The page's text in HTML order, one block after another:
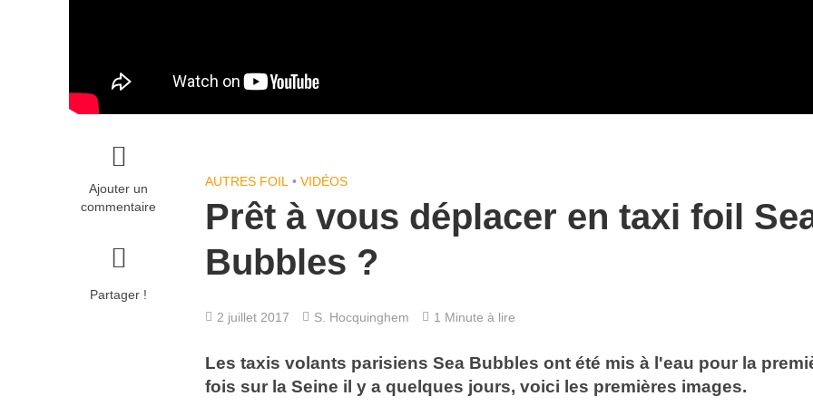
Ajouter un
commentaire
Partager !
AUTRES FOIL • VIDÉOS
Prêt à vous déplacer en taxi foil
Bubbles ?
2 juillet 2017 S. Hocquinghem 1 Minute à lire
Les taxis volants parisiens Sea Bubbles ont été mis à l'eau pour la
fois sur la Seine il y a quelques jours, voici les premières images.